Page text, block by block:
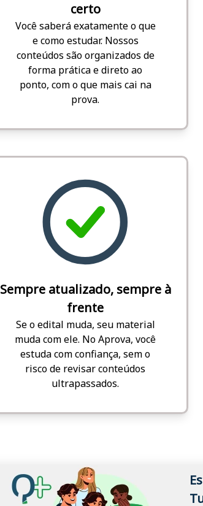
certo
Você saberá exatamente o que
e como estudar. Nossos
conteúdos são organizados de
forma prática e direto ao
ponto, com o que mais cai na
prova.
Sempre atualizado, sempre à
frente
Se o edital muda, seu material
muda com ele. No Aprova, você
estuda com confiança, sem o
risco de revisar conteúdos
ultrapassados.